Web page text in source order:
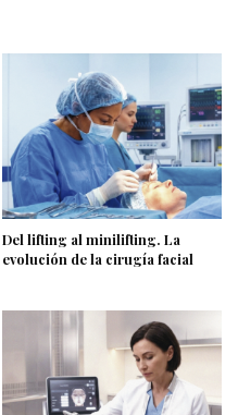
Del lifting al minilifting. La
evolución de la cirugía facial